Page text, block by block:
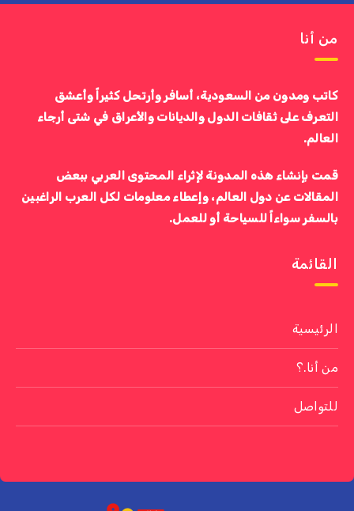
من أنا
كاتب ومدون من السعودية، أسافر وأرتحل كثيراً وأعشق
التعرف على ثقافات الدول والديانات والأعراق في شتى أرجاء
العالم.
قمت بإنشاء هذه المدونة لإثراء المحتوى العربي ببعض
المقالات عن دول العالم، وإعطاء معلومات لكل العرب الراغبين
بالسفر سواءاً للسياحة أو للعمل.
القائمة
الرئيسية
من أنا.؟
للتواصل